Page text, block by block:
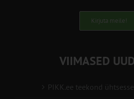
Kirjuta meile!
VIIMASED
PIKK.ee teekond